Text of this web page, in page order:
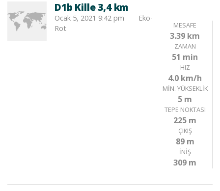
D1b Kille 3,4 km
MESAFE
3.39 km
ZAMAN
51 min
HIZ
4.0 km/h
MIN. YÜKSEKLIK
5 m
TEPE NOKTASI
225 m
ÇIKIŞ
89 m
İNIŞ
309 m
Ocak 5, 2021 9:42 pm
Eko-
Rot